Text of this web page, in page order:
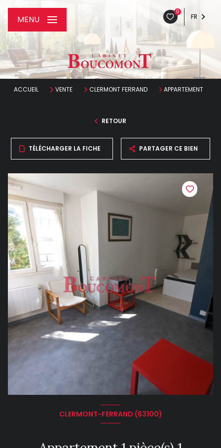
0
FR
MENU
ACCUEIL VENTE CLERMONT FERRAND APPARTEMENT
RETOUR
TÉLÉCHARGER LA FICHE PARTAGER CE BIEN
CLERMONT-FERRAND (63100)